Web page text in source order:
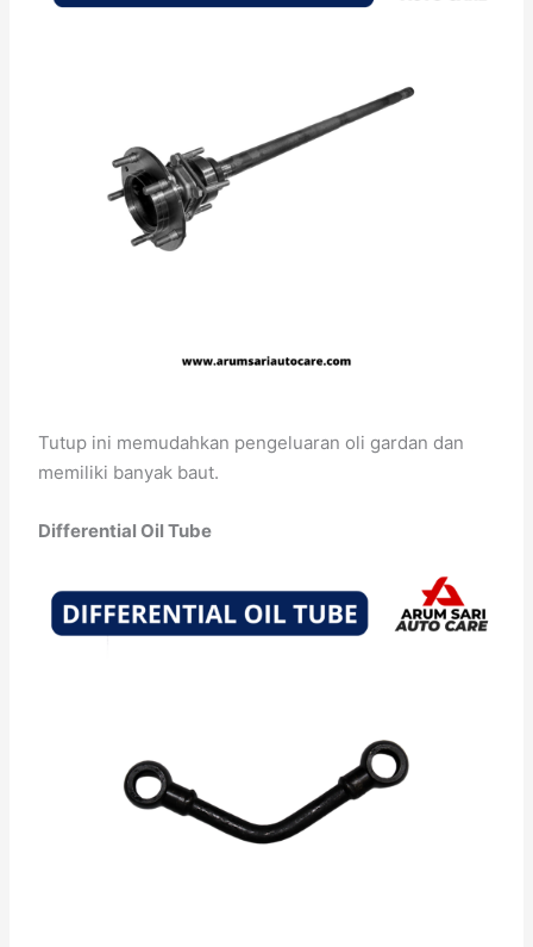
Tutup ini memudahkan pengeluaran oli gardan dan
memiliki banyak baut.
Differential Oil Tube